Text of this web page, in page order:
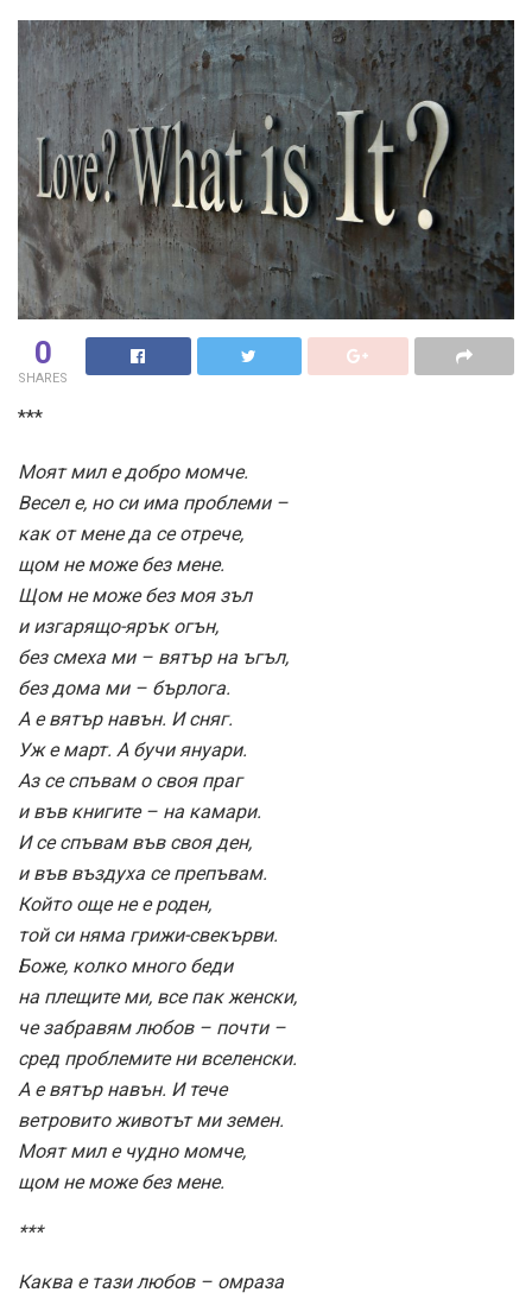
0
SHARES
***
Моят мил е добро момче.
Весел е, но си има проблеми –
как от мене да се отрече,
щом не може без мене.
Щом не може без моя зъл
и изгарящо-ярък огън,
без смеха ми – вятър на ъгъл,
без дома ми – бърлога.
А е вятър навън. И сняг.
Уж е март. А бучи януари.
Аз се спъвам о своя праг
и във книгите – на камари.
И се спъвам във своя ден,
и във въздуха се препъвам.
Който още не е роден,
той си няма грижи-свекърви.
Боже, колко много беди
на плещите ми, все пак женски,
че забравям любов – почти –
сред проблемите ни вселенски.
А е вятър навън. И тече
ветровито животът ми земен.
Моят мил е чудно момче,
щом не може без мене.
***
Каква е тази любов – омраза